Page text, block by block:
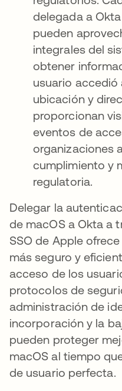
delegada a
pueden
integrales del
obtener
usuario
ubicación y
proporcionan
eventos de
organizaciones
cumplimiento y
regulatoria.
Delegar la
de macOS a Okta a
SSO de Apple
más seguro y
acceso de los
protocolos de
administración de
incorporación y la
pueden proteger
macOS al tiempo
de usuario perfecta.